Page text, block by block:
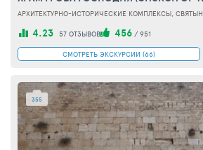
АРХИТЕКТУРНО-ИСТОРИЧЕСКИЕ КОМПЛЕКСЫ,
4.23 57 ОТЗЫВОВ 456 / 951
СМОТРЕТЬ ЭКСКУРСИИ (66)
355